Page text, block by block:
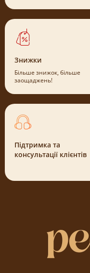
Знижки
Більше знижок, більше
заощаджень!
Підтримка та
консультації клієнтів